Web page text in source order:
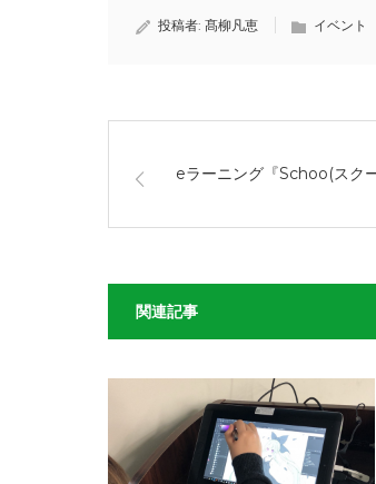
投稿者: 髙柳凡恵 イベント
eラーニング『Schoo(スク
関連記事